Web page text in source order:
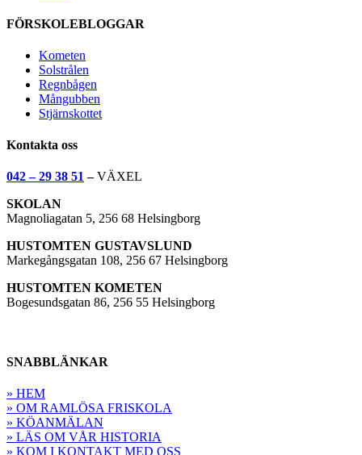
FÖRSKOLEBLOGGAR
Kometen
Solstrålen
Regnbågen
Mångubben
Stjärnskottet
Kontakta oss
042 – 29 38 51–VÄXEL
SKOLAN
Magnoliagatan 5, 256 68 Helsingborg
HUSTOMTEN GUSTAVSLUND
Markegångsgatan 108, 256 67 Helsingborg
HUSTOMTEN KOMETEN
Bogesundsgatan 86, 256 55 Helsingborg
SNABBLÄNKAR
» HEM
» OM RAMLÖSA FRISKOLA
» KÖANMÄLAN
» LÄS OM VÅR HISTORIA
» KOM I KONTAKT MED OSS